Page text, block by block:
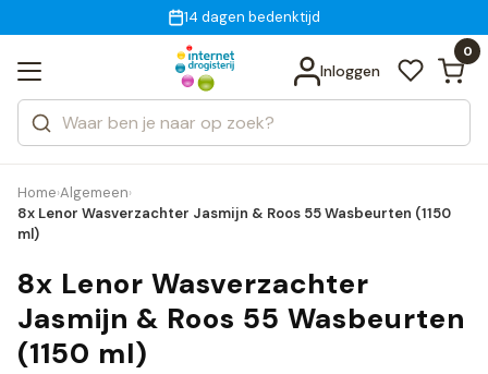
voor 18:00 uur besteld
Gratis bezorging
14 dagen bedenktijd
Inloggen
0
Zoeken
Categorieën
Merken
Bekijk alle resultaten
Home›Algemeen›
8x Lenor Wasverzachter Jasmijn & Roos 55 Wasbeurten (1150
ml)
8x Lenor Wasverzachter
Jasmijn & Roos 55 Wasbeurten
(1150 ml)